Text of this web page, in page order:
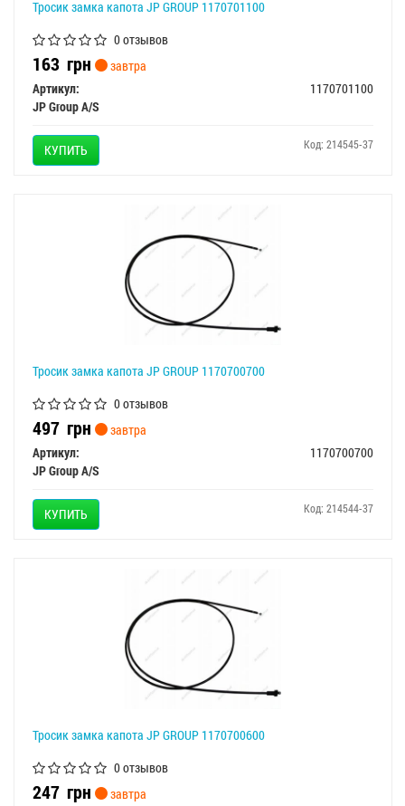
Тросик замка капота JP GROUP 1170701100
0 отзывов
163 грн
завтра
Артикул:
1170701100
JP Group A/S
КУПИТЬ Код: 214545-37
Тросик замка капота JP GROUP 1170700700
0 отзывов
497 грн
завтра
Артикул:
1170700700
JP Group A/S
КУПИТЬ Код: 214544-37
Тросик замка капота JP GROUP 1170700600
0 отзывов
247 грн
завтра